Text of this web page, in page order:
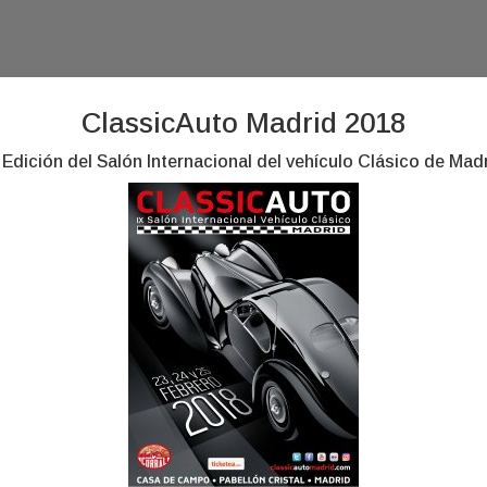
ClassicAuto Madrid 2018
Edición del Salón Internacional del vehículo Clásico de